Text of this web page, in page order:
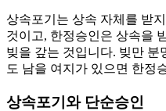
상속포기는 상속 자체를 받
것이고, 한정승인은 상속을
빚을 갚는 것입니다. 빚만
도 남을 여지가 있으면 한정
상속포기와 단순승인